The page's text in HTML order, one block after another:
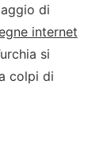
di
internet
si
colpi di